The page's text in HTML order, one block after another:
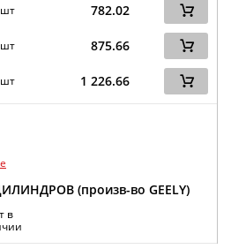
782.02
875.66
1 226.66
(произв-во GEELY)
в